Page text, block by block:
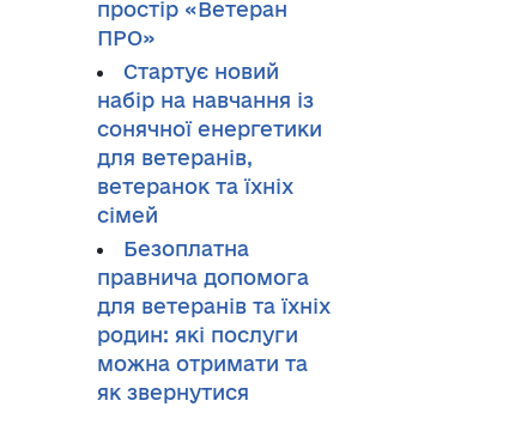
простір «Ветеран
ПРО»
Стартує новий
набір на навчання із
сонячної енергетики
для ветеранів,
ветеранок та їхніх
сімей
Безоплатна
правнича допомога
для ветеранів та їхніх
родин: які послуги
можна отримати та
як звернутися